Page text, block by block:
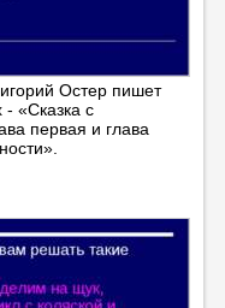
Остер пишет
- «Сказка с
первая и глава